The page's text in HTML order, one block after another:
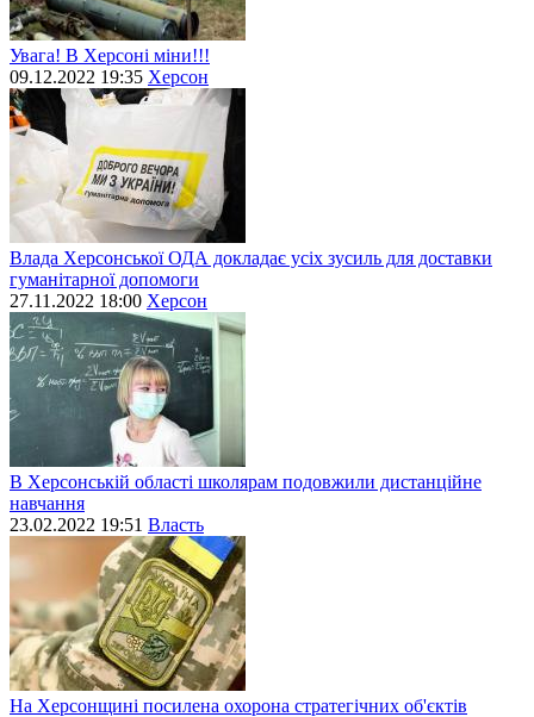
Увага! В Херсоні міни!!!
09.12.2022 19:35 Херсон
Влада Херсонської ОДА докладає усіх зусиль для доставки
гуманітарної допомоги
27.11.2022 18:00 Херсон
В Херсонській області школярам подовжили дистанційне
навчання
23.02.2022 19:51 Власть
На Херсонщині посилена охорона стратегічних об'єктів